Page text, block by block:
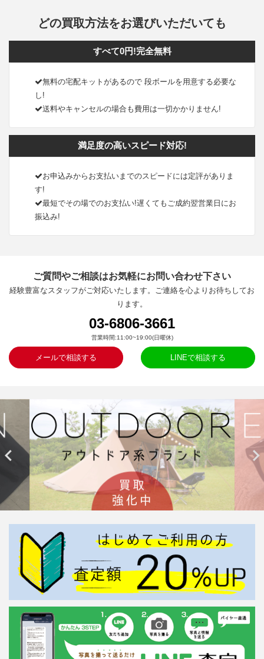
どの買取方法をお選びいただいても
すべて0円!完全無料
無料の宅配キットがあるので 段ボールを用意する必要な
し!
送料やキャンセルの場合も費用は一切かかりません!
満足度の高いスピード対応!
お申込みからお支払いまでのスピードには定評がありま
す!
最短でその場でのお支払い!遅くてもご成約翌営業日にお
振込み!
ご質問やご相談はお気軽にお問い合わせ下さい
経験豊富なスタッフがご対応いたします。ご連絡を心よりお待ちしてお
ります。
03-6806-3661
営業時間:11:00~19:00(日曜休)
メールで相談する LINEで相談する
 